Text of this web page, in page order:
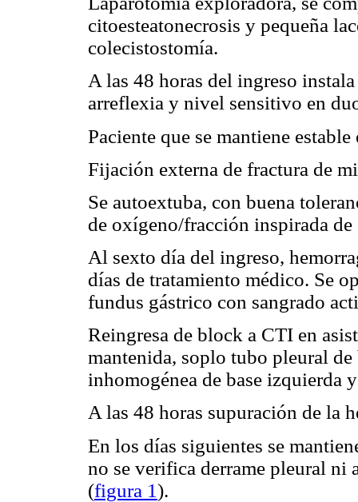
citoesteatonecrosis y pequeña
colecistostomía.
A las 48 horas del ingreso
arreflexia y nivel sensitivo en
Paciente que se mantiene
Fijación externa de fractura de
Se autoextuba, con buena
de oxígeno/fracción inspirada
Al sexto día del ingreso,
días de tratamiento médico. Se
fundus gástrico con sangrado
Reingresa de block a CTI en
mantenida, soplo tubo pleural
inhomogénea de base izquierda
A las 48 horas supuración de la
En los días siguientes se
no se verifica derrame pleural ni
(figura 1).